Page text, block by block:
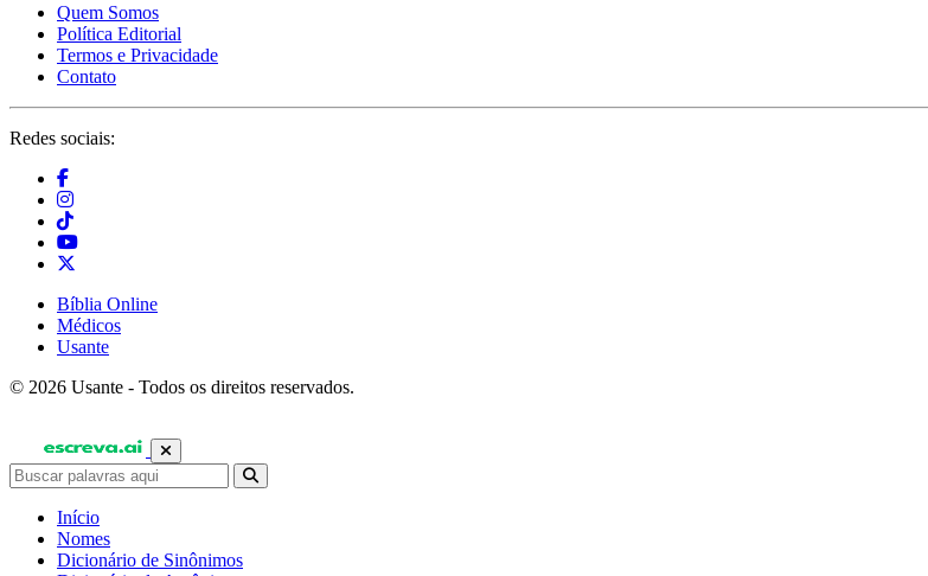
Quem Somos
Política Editorial
Termos e Privacidade
Contato
Redes sociais:
Bíblia Online
Médicos
Usante
© 2026 Usante - Todos os direitos reservados.
Início
Nomes
Dicionário de Sinônimos